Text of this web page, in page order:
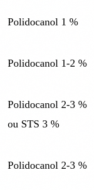
Polidocanol 1 %
Polidocanol 1-2 %
Polidocanol 2-3 %
ou STS 3 %
Polidocanol 2-3 %